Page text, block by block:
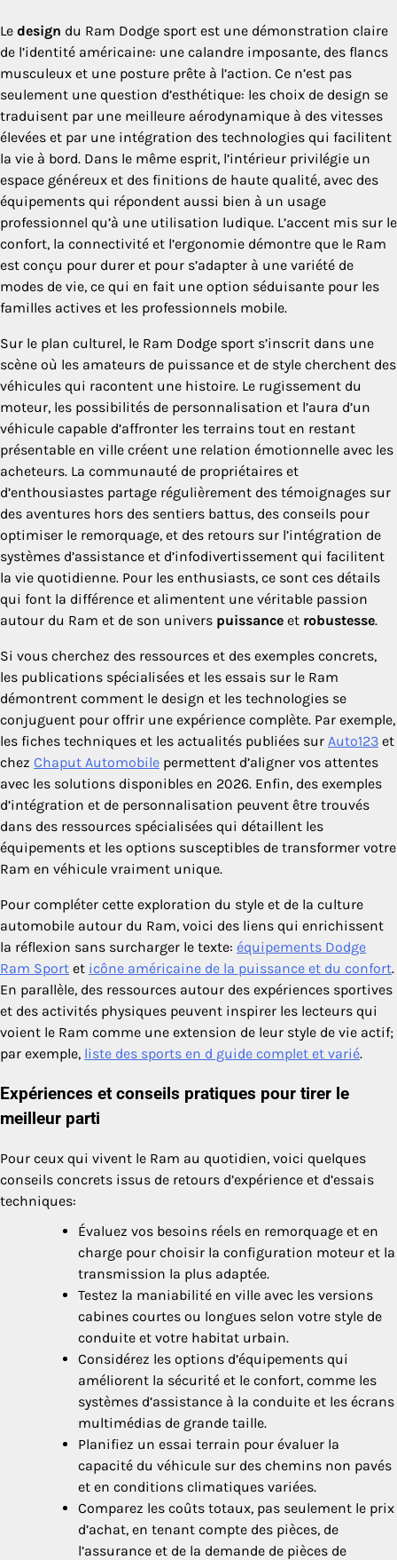
Le design du Ram Dodge sport est une démonstration claire
de l’identité américaine: une calandre imposante, des flancs
musculeux et une posture prête à l’action. Ce n’est pas
seulement une question d’esthétique: les choix de design se
traduisent par une meilleure aérodynamique à des vitesses
élevées et par une intégration des technologies qui facilitent
la vie à bord. Dans le même esprit, l’intérieur privilégie un
espace généreux et des finitions de haute qualité, avec des
équipements qui répondent aussi bien à un usage
professionnel qu’à une utilisation ludique. L’accent mis sur le
confort, la connectivité et l’ergonomie démontre que le Ram
est conçu pour durer et pour s’adapter à une variété de
modes de vie, ce qui en fait une option séduisante pour les
familles actives et les professionnels mobile.
Sur le plan culturel, le Ram Dodge sport s’inscrit dans une
scène où les amateurs de puissance et de style cherchent des
véhicules qui racontent une histoire. Le rugissement du
moteur, les possibilités de personnalisation et l’aura d’un
véhicule capable d’affronter les terrains tout en restant
présentable en ville créent une relation émotionnelle avec les
acheteurs. La communauté de propriétaires et
d’enthousiastes partage régulièrement des témoignages sur
des aventures hors des sentiers battus, des conseils pour
optimiser le remorquage, et des retours sur l’intégration de
systèmes d’assistance et d’infodivertissement qui facilitent
la vie quotidienne. Pour les enthusiasts, ce sont ces détails
qui font la différence et alimentent une véritable passion
autour du Ram et de son univers puissance et robustesse.
Si vous cherchez des ressources et des exemples concrets,
les publications spécialisées et les essais sur le Ram
démontrent comment le design et les technologies se
conjuguent pour offrir une expérience complète. Par exemple,
les fiches techniques et les actualités publiées sur Auto123 et
chez Chaput Automobile permettent d’aligner vos attentes
avec les solutions disponibles en 2026. Enfin, des exemples
d’intégration et de personnalisation peuvent être trouvés
dans des ressources spécialisées qui détaillent les
équipements et les options susceptibles de transformer votre
Ram en véhicule vraiment unique.
Pour compléter cette exploration du style et de la culture
automobile autour du Ram, voici des liens qui enrichissent
la réflexion sans surcharger le texte: équipements Dodge
Ram Sport et icône américaine de la puissance et du confort.
En parallèle, des ressources autour des expériences sportives
et des activités physiques peuvent inspirer les lecteurs qui
voient le Ram comme une extension de leur style de vie actif;
par exemple, liste des sports en d guide complet et varié.
Expériences et conseils pratiques pour tirer le
meilleur parti
Pour ceux qui vivent le Ram au quotidien, voici quelques
conseils concrets issus de retours d’expérience et d’essais
techniques:
Évaluez vos besoins réels en remorquage et en
charge pour choisir la configuration moteur et la
transmission la plus adaptée.
Testez la maniabilité en ville avec les versions
cabines courtes ou longues selon votre style de
conduite et votre habitat urbain.
Considérez les options d’équipements qui
améliorent la sécurité et le confort, comme les
systèmes d’assistance à la conduite et les écrans
multimédias de grande taille.
Planifiez un essai terrain pour évaluer la
capacité du véhicule sur des chemins non pavés
et en conditions climatiques variées.
Comparez les coûts totaux, pas seulement le prix
d’achat, en tenant compte des pièces, de
l’assurance et de la demande de pièces de